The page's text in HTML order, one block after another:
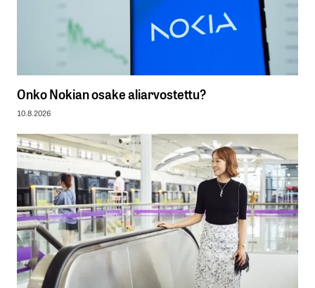
Onko Nokian osake aliarvostettu?
10.8.2026